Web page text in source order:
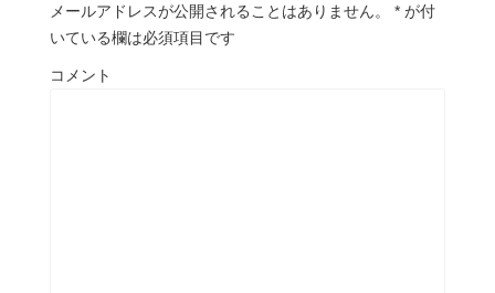
メールアドレスが公開されることはありません。 * が付
いている欄は必須項目です
コメント